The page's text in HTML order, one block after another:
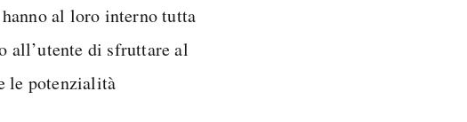
al loro interno tutta
all’utente di sfruttare al
le potenzialità